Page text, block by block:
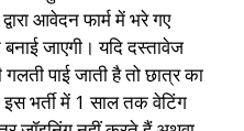
आवेदन फार्म में भरे गए
जाएगी। यदि दस्तावेज
पाई जाती है तो छात्र का
इस भर्ती में 1 साल तक वेटिंग